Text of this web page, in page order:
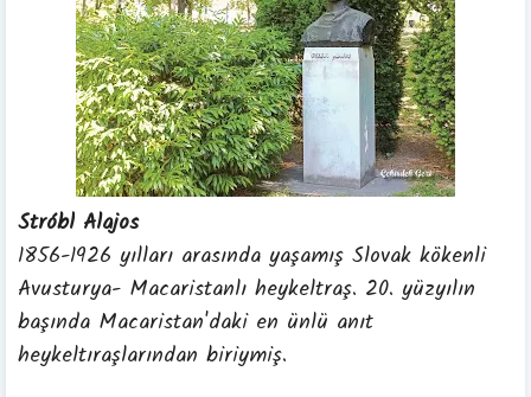
Stróbl Alajos
1856-1926 yılları arasında yaşamış Slovak kökenli
Avusturya- Macaristanlı heykeltraş. 20. yüzyılın
başında Macaristan'daki en ünlü anıt
heykeltıraşlarından biriymiş.